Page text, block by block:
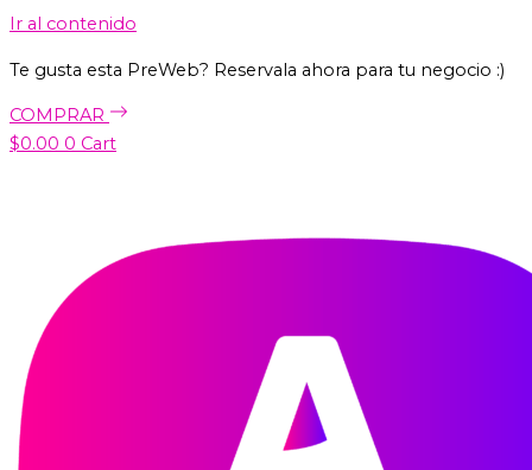
Ir al contenido
Te gusta esta PreWeb? Reservala ahora para tu negocio :)
COMPRAR
$0.00 0 Cart